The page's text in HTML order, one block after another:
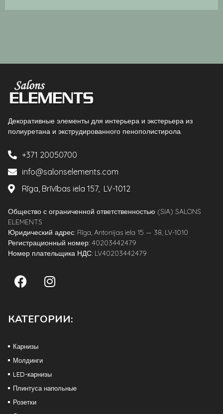
Декоративные элементы для интерьера и экстерьера из
полиуретана и экструдированного пенополистирола.
+371 20050700
info@salonselements.com
Rīga, Brīvības iela 157, LV-1012
Общество с ограниченной ответственностью (SIA) SALONS
ELEMENTS
Юридический адрес: Rīga, Antonijas iela 15 — 38, LV-1010
Регистрационный номер: 40203442479
Номер плательщика НДС: LV40203442479
КАТЕГОРИИ:
Карнизы
Молдинги
LED-карнизы
Плинтуса напольные
Розетки